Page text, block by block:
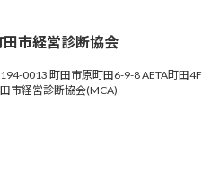
田市経営診断協会
0013 町田市原町田6-9-8 AETA町田4F
市経営診断協会(MCA)